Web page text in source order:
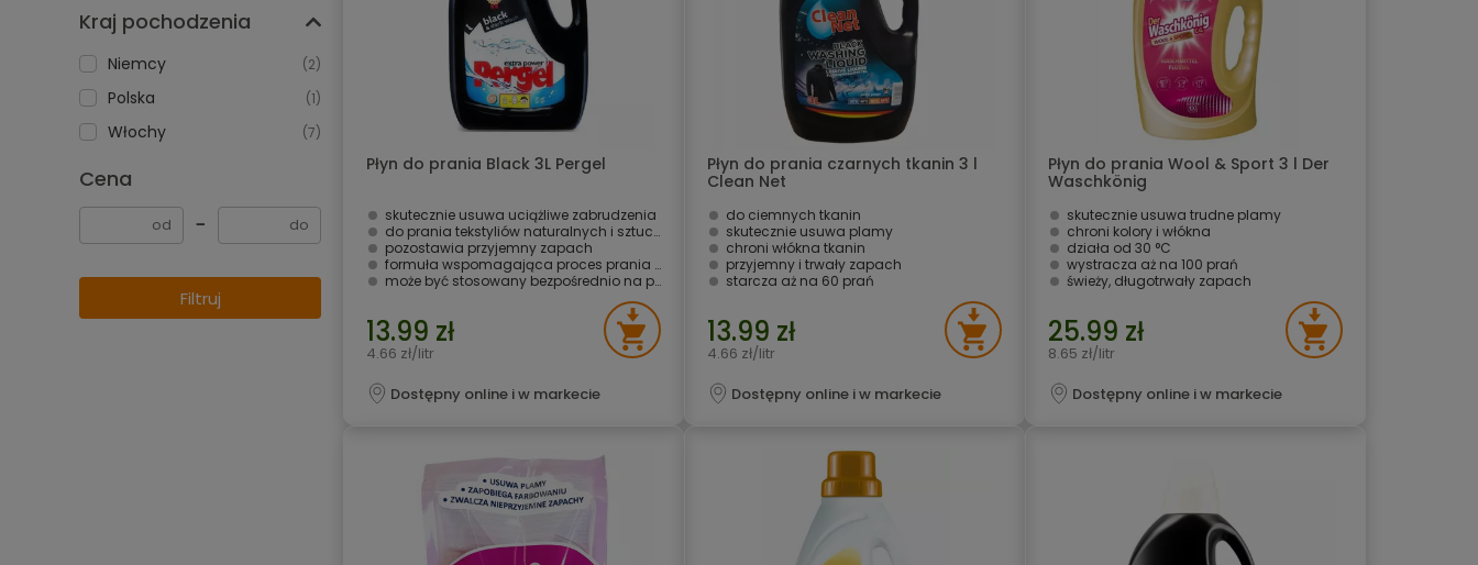
Kraj pochodzenia
Niemcy (2)
Polska (1)
Włochy (7)
Cena
−
Filtruj
Płyn do prania Black 3L Pergel
skutecznie usuwa uciążliwe zabrudzenia
do prania tekstyliów naturalnych i sztucznych
pozostawia przyjemny zapach
formuła wspomagająca proces prania w zimnej wodzie
może być stosowany bezpośrednio na plamy
13.99 zł
4.66 zł/litr
Dostępny online i w markecie
Płyn do prania czarnych tkanin 3 l
Clean Net
do ciemnych tkanin
skutecznie usuwa plamy
chroni włókna tkanin
przyjemny i trwały zapach
starcza aż na 60 prań
13.99 zł
4.66 zł/litr
Dostępny online i w markecie
Płyn do prania Wool & Sport 3 l Der
Waschkönig
skutecznie usuwa trudne plamy
chroni kolory i włókna
działa od 30 °C
wystracza aż na 100 prań
świeży, długotrwały zapach
25.99 zł
8.65 zł/litr
Dostępny online i w markecie